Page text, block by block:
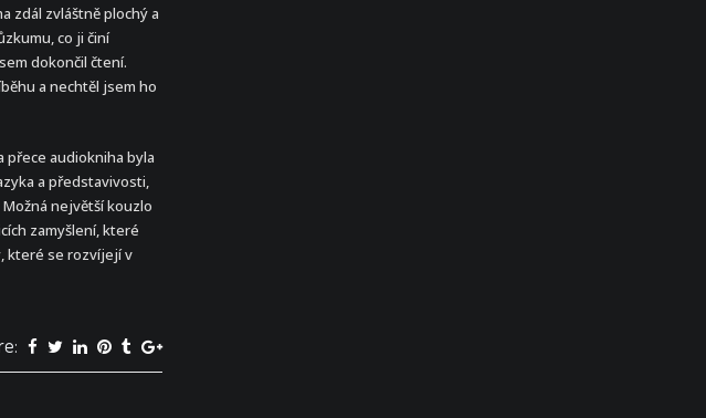
zdál zvláštně plochý a
co ji činí
dokončil čtení.
a nechtěl jsem ho
přece audiokniha byla
a představivosti,
největší kouzlo
zamyšlení, které
které se rozvíjejí v